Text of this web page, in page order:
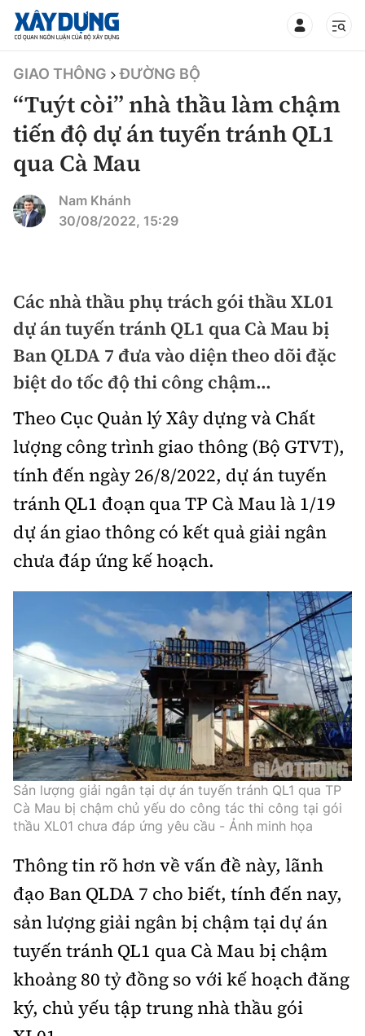
TIN BỘ XÂY DỰNG
CHUYÊN MỤC
Mới nhất
Chính trị
Xã hội
Chuyện dọc đường
Cải chính
Xây dựng
Chỉ đạo điều hành
Quy hoạch kiến trúc
Vật liệu xây dựng
Giám định chất lượng
Quản lý đô thị
Giao thông
Quản lý
Hàng không
Đường sắt
Đăng kiểm
Đường sắt tốc độ cao
Đường thủy
Hàng hải
Đường sắt đô thị
Nhà thầu
Mời thầu - Đấu thầu
Thị trường
Tài chính
Chứng khoán
Bảo hiểm
Doanh nghiệp
Pháp luật
An ninh hình sự
Điều tra
Hỏi - Đáp
An toàn giao thông
Giao thông 24h
ATGT địa phương
Văn hóa giao thông
Lái xe an toàn
Chung tay vì ATGT
Gương sáng giao thông
Chất lượng sống
Đời sống
Lao động - Công đoàn
Văn hóa - Giải Trí
Showbiz
Điện ảnh
Âm nhạc
Thể thao
Bóng đá
Bình luận
Hậu trường sao
360 độ thể thao
Công nghệ
Công nghệ mới
Sản phẩm mới
Tư vấn
Thế giới
Thời sự Quốc tế
Hồ sơ tài liệu
Thế giới giao thông
Thế giới xây dựng
Đi ++
Du lịch
Khám phá
Lối sống
Ẩm thực
Video
Thời sự
Khám phá
Camera giao thông
Câu chuyện giao thông
Cơ quan chủ quản: Bộ Xây dựng
Giấy phép số: 03/GP-BVHTTDL, cấp ngày 1/4/2025.
GIAO THÔNG ĐƯỜNG BỘ
“Tuýt còi” nhà thầu làm chậm
tiến độ dự án tuyến tránh QL1
qua Cà Mau
Nam Khánh
30/08/2022, 15:29
Các nhà thầu phụ trách gói thầu XL01
dự án tuyến tránh QL1 qua Cà Mau bị
Ban QLDA 7 đưa vào diện theo dõi đặc
biệt do tốc độ thi công chậm…
Theo Cục Quản lý Xây dựng và Chất
lượng công trình giao thông (Bộ GTVT),
tính đến ngày 26/8/2022, dự án tuyến
tránh QL1 đoạn qua TP Cà Mau là 1/19
dự án giao thông có kết quả giải ngân
chưa đáp ứng kế hoạch.
Sản lượng giải ngân tại dự án tuyến tránh QL1 qua TP
Cà Mau bị chậm chủ yếu do công tác thi công tại gói
thầu XL01 chưa đáp ứng yêu cầu - Ảnh minh họa
Thông tin rõ hơn về vấn đề này, lãnh
đạo Ban QLDA 7 cho biết, tính đến nay,
sản lượng giải ngân bị chậm tại dự án
tuyến tránh QL1 qua Cà Mau bị chậm
khoảng 80 tỷ đồng so với kế hoạch đăng
ký, chủ yếu tập trung nhà thầu gói